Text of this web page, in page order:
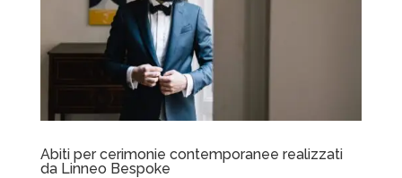
Abiti per cerimonie contemporanee realizzati
da Linneo Bespoke